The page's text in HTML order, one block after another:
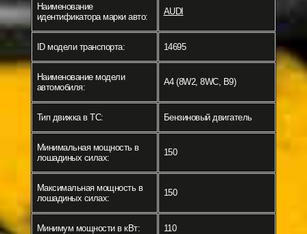
Наименование
идентификатора марки авто:
AUDI
ID модели транспорта: 14695
Наименование модели
автомобиля:
A4 (8W2, 8WC, B9)
Тип движка в ТС: Бензиновый двигатель
Минимальная мощность в
лошадиных силах:
150
Максимальная мощность в
лошадиных силах:
150
Минимум мощности в кВт: 110